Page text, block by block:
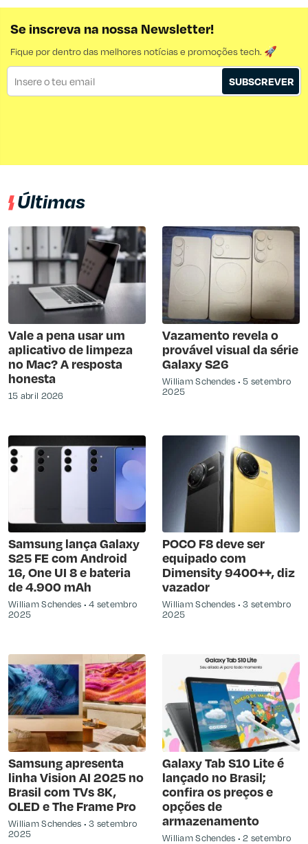
Se inscreva na nossa Newsletter!
Fique por dentro das melhores notícias e promoções tech. 🚀
SUBSCREVER
Últimas
Vale a pena usar um
aplicativo de limpeza
no Mac? A resposta
honesta
15 abril 2026
Vazamento revela o
provável visual da série
Galaxy S26
William Schendes
5 setembro
2025
Samsung lança Galaxy
S25 FE com Android
16, One UI 8 e bateria
de 4.900 mAh
William Schendes
4 setembro
2025
POCO F8 deve ser
equipado com
Dimensity 9400++, diz
vazador
William Schendes
3 setembro
2025
Samsung apresenta
linha Vision AI 2025 no
Brasil com TVs 8K,
OLED e The Frame Pro
William Schendes
3 setembro
2025
Galaxy Tab S10 Lite é
lançado no Brasil;
confira os preços e
opções de
armazenamento
William Schendes
2 setembro